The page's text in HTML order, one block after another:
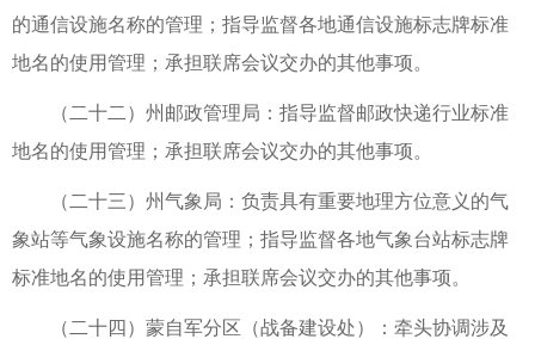
的通信设施名称的管理；指导监督各地通信设施标志牌标准
地名的使用管理；承担联席会议交办的其他事项。
（二十二）州邮政管理局：指导监督邮政快递行业标准
地名的使用管理；承担联席会议交办的其他事项。
（二十三）州气象局：负责具有重要地理方位意义的气
象站等气象设施名称的管理；指导监督各地气象台站标志牌
标准地名的使用管理；承担联席会议交办的其他事项。
（二十四）蒙自军分区（战备建设处）：牵头协调涉及